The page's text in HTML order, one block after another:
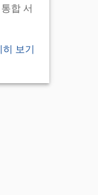
합 서
히 보기